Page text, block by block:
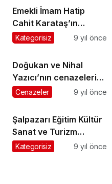
Emekli İmam Hatip
Cahit Karataş’ın
cenazesi Çarlaklı’da
Kategorisiz 9 yıl önce
Doğukan ve Nihal
Yazıcı’nın cenazeleri
Denizli’de toprağa
Cenazeler 9 yıl önce
Şalpazarı Eğitim Kültür
Sanat ve Turizm
Derneği’nden liselilere
Kategorisiz 9 yıl önce